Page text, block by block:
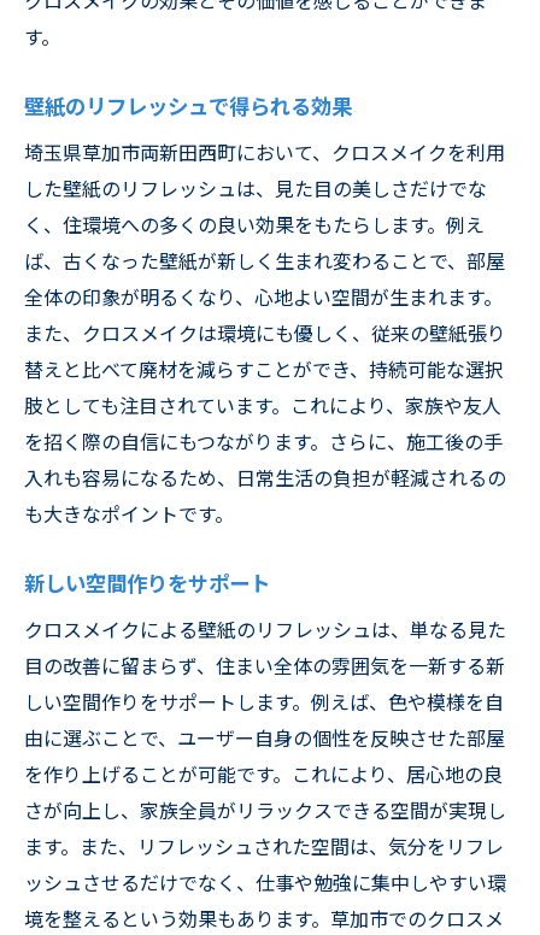
す。
壁紙のリフレッシュで得られる効果
埼玉県草加市両新田西町において、クロスメイクを利用
した壁紙のリフレッシュは、見た目の美しさだけでな
く、住環境への多くの良い効果をもたらします。例え
ば、古くなった壁紙が新しく生まれ変わることで、部屋
全体の印象が明るくなり、心地よい空間が生まれます。
また、クロスメイクは環境にも優しく、従来の壁紙張り
替えと比べて廃材を減らすことができ、持続可能な選択
肢としても注目されています。これにより、家族や友人
を招く際の自信にもつながります。さらに、施工後の手
入れも容易になるため、日常生活の負担が軽減されるの
も大きなポイントです。
新しい空間作りをサポート
クロスメイクによる壁紙のリフレッシュは、単なる見た
目の改善に留まらず、住まい全体の雰囲気を一新する新
しい空間作りをサポートします。例えば、色や模様を自
由に選ぶことで、ユーザー自身の個性を反映させた部屋
を作り上げることが可能です。これにより、居心地の良
さが向上し、家族全員がリラックスできる空間が実現し
ます。また、リフレッシュされた空間は、気分をリフレ
ッシュさせるだけでなく、仕事や勉強に集中しやすい環
境を整えるという効果もあります。草加市でのクロスメ